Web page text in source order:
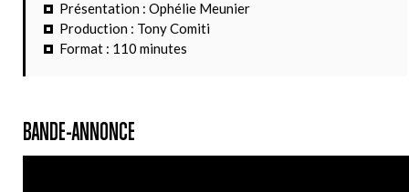
Présentation : Ophélie Meunier
Production : Tony Comiti
Format : 110 minutes
BANDE-ANNONCE